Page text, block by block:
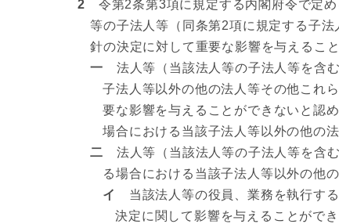
2 令第2条第3項に規定する内閣府令で定め
等の子法人等（同条第2項に規定する子
針の決定に対して重要な影響を与えるこ
一 法人等（当該法人等の子法人等を含
子法人等以外の他の法人等その他これ
要な影響を与えることができないと認
場合における当該子法人等以外の他の
二 法人等（当該法人等の子法人等を含
る場合における当該子法人等以外の他
イ
当該法人等の役員、業務を執行す
決定に関して影響を与えることがで